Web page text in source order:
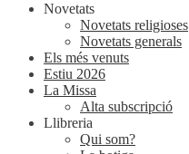
Novetats
Novetats religioses
Novetats generals
Els més venuts
Estiu 2026
La Missa
Alta subscripció
Llibreria
Qui som?